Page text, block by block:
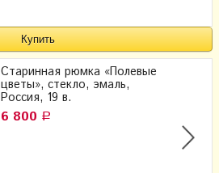
Старинная рюмка «Полевые
цветы», стекло, эмаль,
Россия, 19 в.
6 800 Р